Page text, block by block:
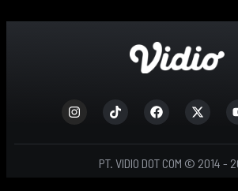
PT. VIDIO DOT COM © 2014 -